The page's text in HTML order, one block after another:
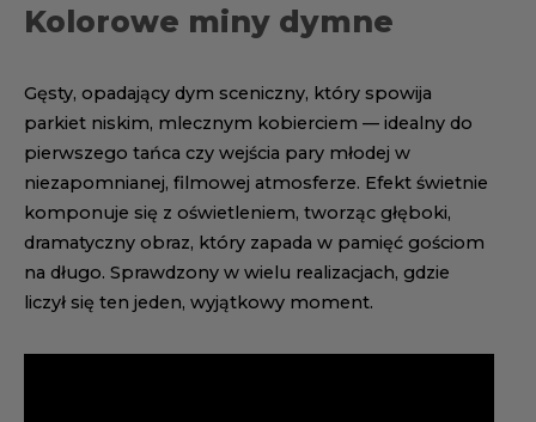
Kolorowe miny dymne
Gęsty, opadający dym sceniczny, który spowija
parkiet niskim, mlecznym kobierciem — idealny do
pierwszego tańca czy wejścia pary młodej w
niezapomnianej, filmowej atmosferze. Efekt świetnie
komponuje się z oświetleniem, tworząc głęboki,
dramatyczny obraz, który zapada w pamięć gościom
na długo. Sprawdzony w wielu realizacjach, gdzie
liczył się ten jeden, wyjątkowy moment.